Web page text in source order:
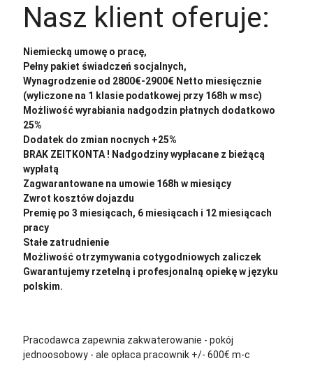
Nasz klient oferuje:
Niemiecką umowę o pracę,
Pełny pakiet świadczeń socjalnych,
Wynagrodzenie od 2800€-2900€ Netto miesięcznie
(wyliczone na 1 klasie podatkowej przy 168h w msc)
Możliwość wyrabiania nadgodzin płatnych dodatkowo
25%
Dodatek do zmian nocnych +25%
BRAK ZEITKONTA ! Nadgodziny wypłacane z bieżącą
wypłatą
Zagwarantowane na umowie 168h w miesiący
Zwrot kosztów dojazdu
Premię po 3 miesiącach, 6 miesiącach i 12 miesiącach
pracy
Stałe zatrudnienie
Możliwość otrzymywania cotygodniowych zaliczek
Gwarantujemy rzetelną i profesjonalną opiekę w języku
polskim.
Pracodawca zapewnia zakwaterowanie - pokój
jednoosobowy - ale opłaca pracownik +/- 600€ m-c